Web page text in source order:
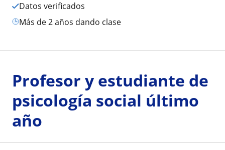
Datos verificados
más de 2 años dando clase
Profesor y estudiante de
psicología social último
año